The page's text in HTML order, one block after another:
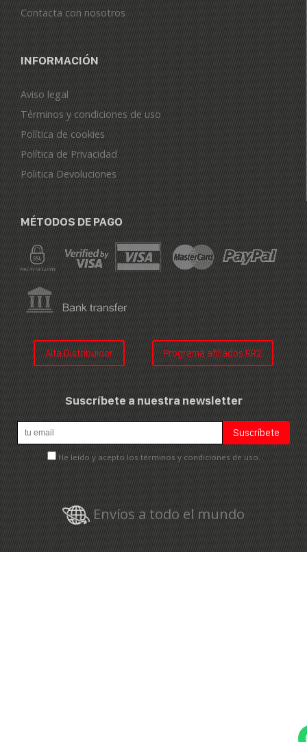
Contacta con nosotros
INFORMACIÓN
Aviso legal
Términos y condiciones de uso
Política de cookies
Política de Privacidad
Politica Devoluciones
MÉTODOS DE PAGO
Alta Distribuidor Programa afiliados RR2
Suscríbete a nuestra newsletter
He leído y acepto los términos y condiciones de uso.
Envíos a todo el mundo